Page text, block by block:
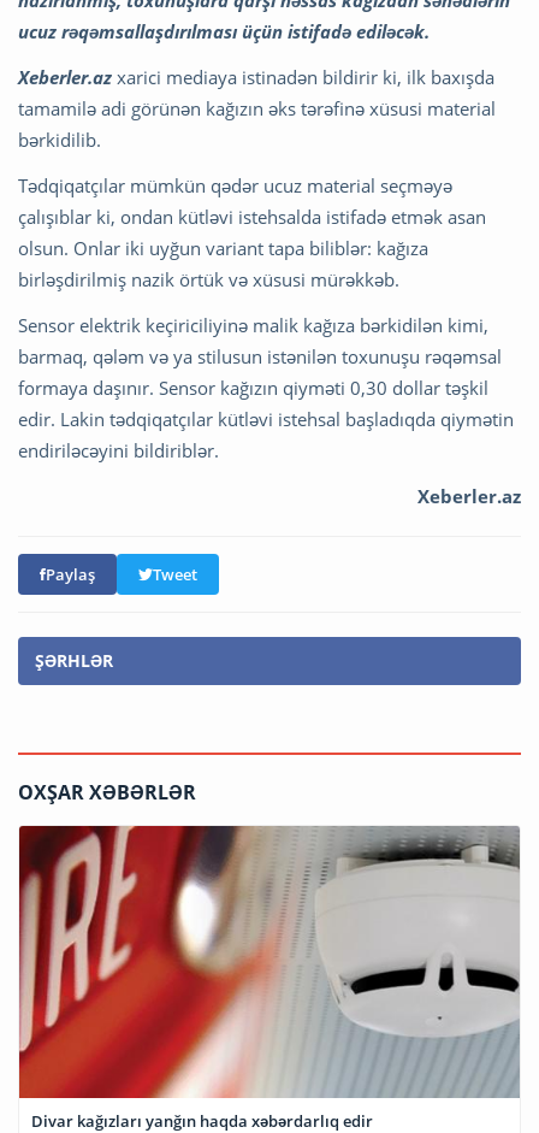
ucuz rəqəmsallaşdırılması üçün istifadə ediləcək.
Xeberler.az xarici mediaya istinadən bildirir ki, ilk baxışda
tamamilə adi görünən kağızın əks tərəfinə xüsusi material
bərkidilib.
Tədqiqatçılar mümkün qədər ucuz material seçməyə
çalışıblar ki, ondan kütləvi istehsalda istifadə etmək asan
olsun. Onlar iki uyğun variant tapa biliblər: kağıza
birləşdirilmiş nazik örtük və xüsusi mürəkkəb.
Sensor elektrik keçiriciliyinə malik kağıza bərkidilən kimi,
barmaq, qələm və ya stilusun istənilən toxunuşu rəqəmsal
formaya daşınır. Sensor kağızın qiyməti 0,30 dollar təşkil
edir. Lakin tədqiqatçılar kütləvi istehsal başladıqda qiymətin
endiriləcəyini bildiriblər.
Xeberler.az
Paylaş Tweet
ŞƏRHLƏR
OXŞAR XƏBƏRLƏR
Divar kağızları yanğın haqda xəbərdarlıq edir